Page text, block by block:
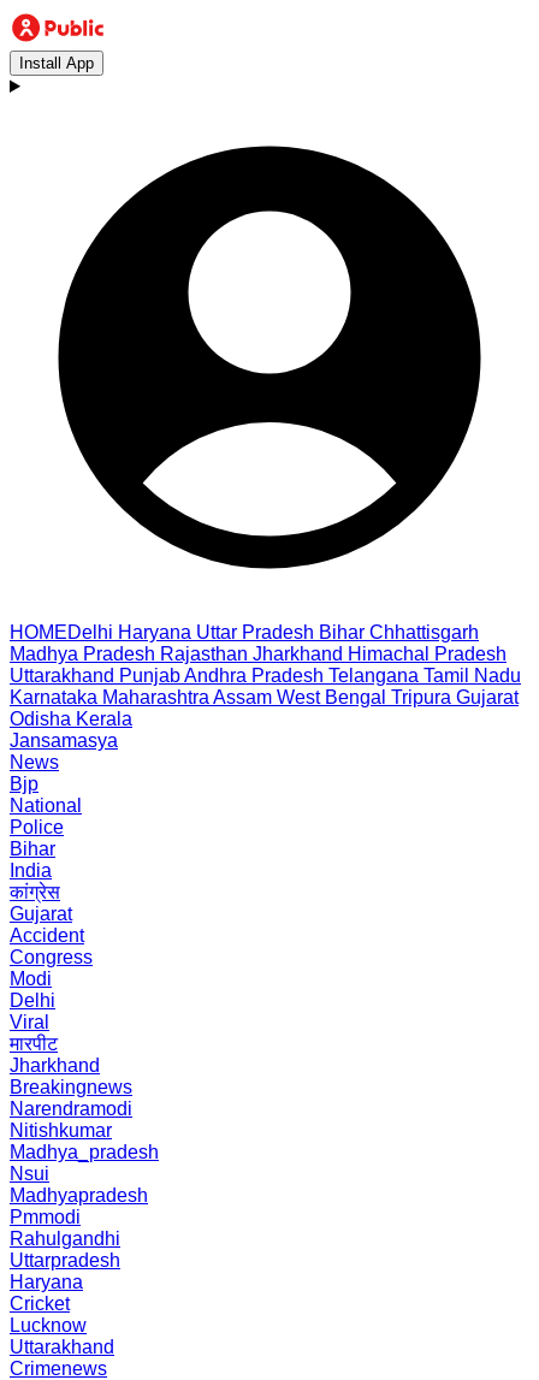
Install App
HOMEDelhi Haryana Uttar Pradesh Bihar Chhattisgarh
Madhya Pradesh Rajasthan Jharkhand Himachal Pradesh
Uttarakhand PunjabAndhra Pradesh Telangana Tamil Nadu
Karnataka Maharashtra Assam West Bengal Tripura Gujarat
Odisha Kerala
Jansamasya
News
Bjp
National
Police
Bihar
India
कांग्रेस
Gujarat
Accident
Congress
Modi
Delhi
Viral
मारपीट
Jharkhand
Breakingnews
Narendramodi
Nitishkumar
Madhya_pradesh
Nsui
Madhyapradesh
Pmmodi
Rahulgandhi
Uttarpradesh
Haryana
Cricket
Lucknow
Uttarakhand
Crimenews